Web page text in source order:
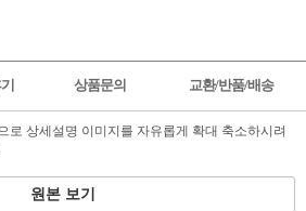
상품문의 교환/반품/배송
로 상세설명 이미지를 자유롭게 확대 축소하시려
원본 보기